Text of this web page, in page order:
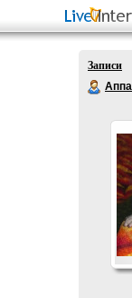
Записи